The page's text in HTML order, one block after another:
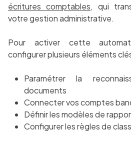
écritures comptables, qui
votre gestion administrative.
Pour activer cette
configurer plusieurs éléments
Paramétrer la
documents
Connecter vos comptes
Définir les modèles de
Configurer les règles de